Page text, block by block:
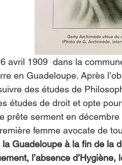
avril 1909  dans la
en Guadeloupe. Après
des études de
études de droit et opte
prête serment en
femme avocate de
Guadeloupe à la fin de la
l’absence